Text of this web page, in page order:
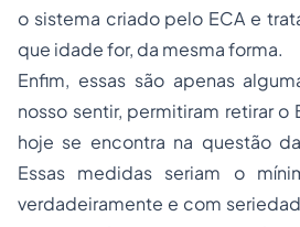
o sistema criado pelo ECA e
que idade for, da mesma forma.
Enfim, essas são apenas
nosso sentir, permitiram retirar o
hoje se encontra na questão
Essas medidas seriam o
verdadeiramente e com